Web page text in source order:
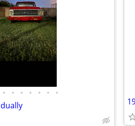
• • • • • • •